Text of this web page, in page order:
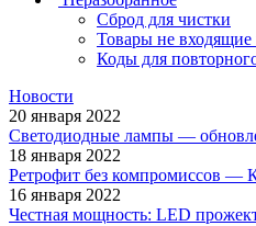
Сброд для чистки
Товары не входящие
Коды для
Новости
20 января 2022
Светодиодные лампы —
18 января 2022
Ретрофит без компромиссов —
16 января 2022
Честная мощность: LED